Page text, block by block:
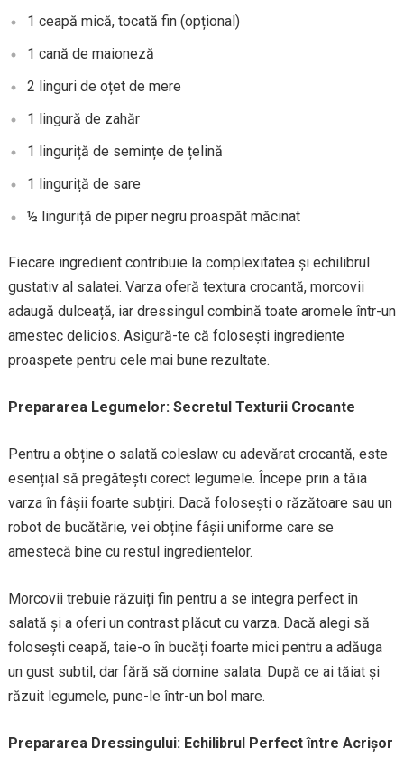
1 ceapă mică, tocată fin (opțional)
1 cană de maioneză
2 linguri de oțet de mere
1 lingură de zahăr
1 linguriță de semințe de țelină
1 linguriță de sare
½ linguriță de piper negru proaspăt măcinat
Fiecare ingredient contribuie la complexitatea și echilibrul
gustativ al salatei. Varza oferă textura crocantă, morcovii
adaugă dulceață, iar dressingul combină toate aromele într-un
amestec delicios. Asigură-te că folosești ingrediente
proaspete pentru cele mai bune rezultate.
Prepararea Legumelor: Secretul Texturii Crocante
Pentru a obține o salată coleslaw cu adevărat crocantă, este
esențial să pregătești corect legumele. Începe prin a tăia
varza în fâșii foarte subțiri. Dacă folosești o răzătoare sau un
robot de bucătărie, vei obține fâșii uniforme care se
amestecă bine cu restul ingredientelor.
Morcovii trebuie răzuiți fin pentru a se integra perfect în
salată și a oferi un contrast plăcut cu varza. Dacă alegi să
folosești ceapă, taie-o în bucăți foarte mici pentru a adăuga
un gust subtil, dar fără să domine salata. După ce ai tăiat și
răzuit legumele, pune-le într-un bol mare.
Prepararea Dressingului: Echilibrul Perfect între Acrișor